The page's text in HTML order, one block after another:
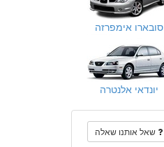
סובארו אימפרזה
יונדאי אלנטרה
שאל אותנו שאלה